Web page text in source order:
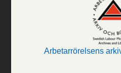
Arbetarrörelsens